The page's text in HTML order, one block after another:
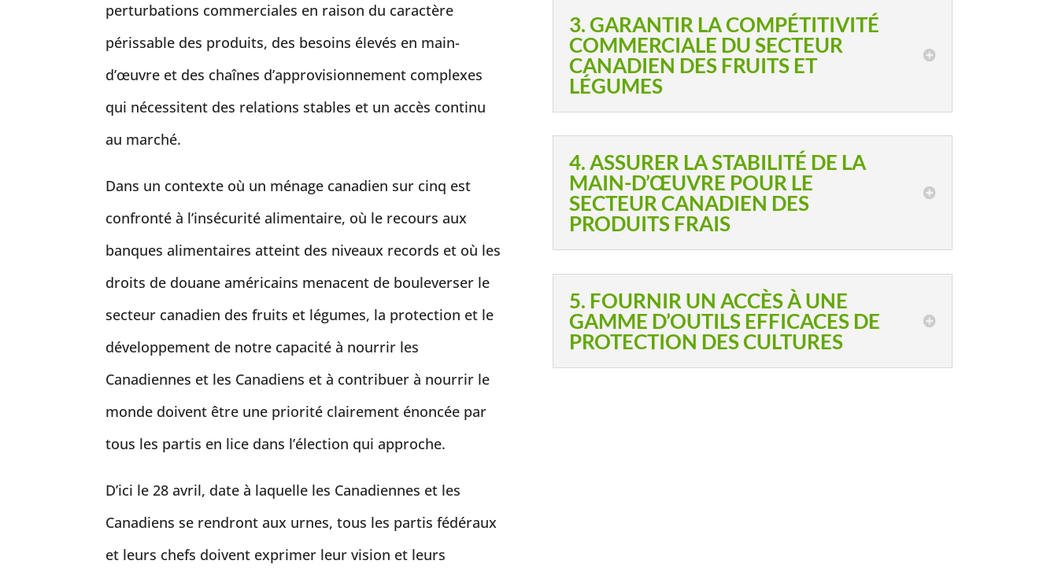
perturbations commerciales en raison du caractère
périssable des produits, des besoins élevés en main-
d’œuvre et des chaînes d’approvisionnement complexes
qui nécessitent des relations stables et un accès continu
au marché.
Dans un contexte où un ménage canadien sur cinq est
confronté à l’insécurité alimentaire, où le recours aux
banques alimentaires atteint des niveaux records et où les
droits de douane américains menacent de bouleverser le
secteur canadien des fruits et légumes, la protection et le
développement de notre capacité à nourrir les
Canadiennes et les Canadiens et à contribuer à nourrir le
monde doivent être une priorité clairement énoncée par
tous les partis en lice dans l’élection qui approche.
D’ici le 28 avril, date à laquelle les Canadiennes et les
Canadiens se rendront aux urnes, tous les partis fédéraux
et leurs chefs doivent exprimer leur vision et leurs
3. GARANTIR LA COMPÉTITIVITÉ
COMMERCIALE DU SECTEUR
CANADIEN DES FRUITS ET
LÉGUMES
4. ASSURER LA STABILITÉ DE LA
MAIN-D’ŒUVRE POUR LE
SECTEUR CANADIEN DES
PRODUITS FRAIS
5. FOURNIR UN ACCÈS À UNE
GAMME D’OUTILS EFFICACES DE
PROTECTION DES CULTURES